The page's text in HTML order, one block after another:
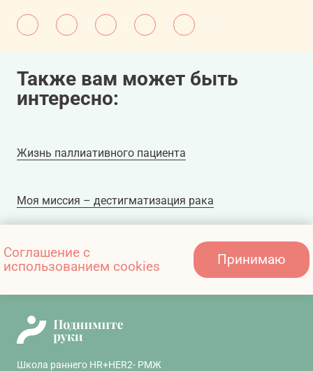
Также вам может быть
интересно:
Жизнь паллиативного пациента
Моя миссия – дестигматизация рака
Как помочь близкому в период проведения
химиотерапии: общие вопросы
Школа раннего HR+HER2- РМЖ
Соглашение с
использованием cookies
Принимаю